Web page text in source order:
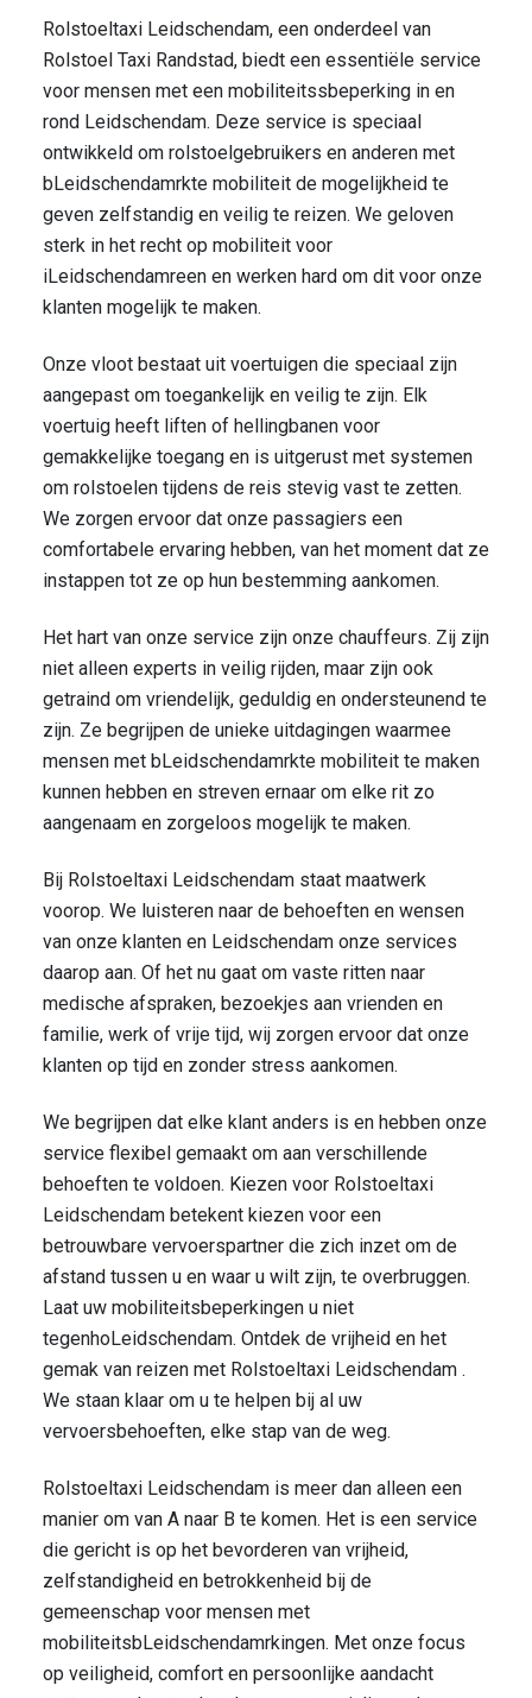
Rolstoeltaxi Leidschendam, een onderdeel van
Rolstoel Taxi Randstad, biedt een essentiële service
voor mensen met een mobiliteitssbeperking in en
rond Leidschendam. Deze service is speciaal
ontwikkeld om rolstoelgebruikers en anderen met
bLeidschendamrkte mobiliteit de mogelijkheid te
geven zelfstandig en veilig te reizen. We geloven
sterk in het recht op mobiliteit voor
iLeidschendamreen en werken hard om dit voor onze
klanten mogelijk te maken.
Onze vloot bestaat uit voertuigen die speciaal zijn
aangepast om toegankelijk en veilig te zijn. Elk
voertuig heeft liften of hellingbanen voor
gemakkelijke toegang en is uitgerust met systemen
om rolstoelen tijdens de reis stevig vast te zetten.
We zorgen ervoor dat onze passagiers een
comfortabele ervaring hebben, van het moment dat ze
instappen tot ze op hun bestemming aankomen.
Het hart van onze service zijn onze chauffeurs. Zij zijn
niet alleen experts in veilig rijden, maar zijn ook
getraind om vriendelijk, geduldig en ondersteunend te
zijn. Ze begrijpen de unieke uitdagingen waarmee
mensen met bLeidschendamrkte mobiliteit te maken
kunnen hebben en streven ernaar om elke rit zo
aangenaam en zorgeloos mogelijk te maken.
Bij Rolstoeltaxi Leidschendam staat maatwerk
voorop. We luisteren naar de behoeften en wensen
van onze klanten en Leidschendam onze services
daarop aan. Of het nu gaat om vaste ritten naar
medische afspraken, bezoekjes aan vrienden en
familie, werk of vrije tijd, wij zorgen ervoor dat onze
klanten op tijd en zonder stress aankomen.
We begrijpen dat elke klant anders is en hebben onze
service flexibel gemaakt om aan verschillende
behoeften te voldoen. Kiezen voor Rolstoeltaxi
Leidschendam betekent kiezen voor een
betrouwbare vervoerspartner die zich inzet om de
afstand tussen u en waar u wilt zijn, te overbruggen.
Laat uw mobiliteitsbeperkingen u niet
tegenhoLeidschendam. Ontdek de vrijheid en het
gemak van reizen met Rolstoeltaxi Leidschendam .
We staan klaar om u te helpen bij al uw
vervoersbehoeften, elke stap van de weg.
Rolstoeltaxi Leidschendam is meer dan alleen een
manier om van A naar B te komen. Het is een service
die gericht is op het bevorderen van vrijheid,
zelfstandigheid en betrokkenheid bij de
gemeenschap voor mensen met
mobiliteitsbLeidschendamrkingen. Met onze focus
op veiligheid, comfort en persoonlijke aandacht